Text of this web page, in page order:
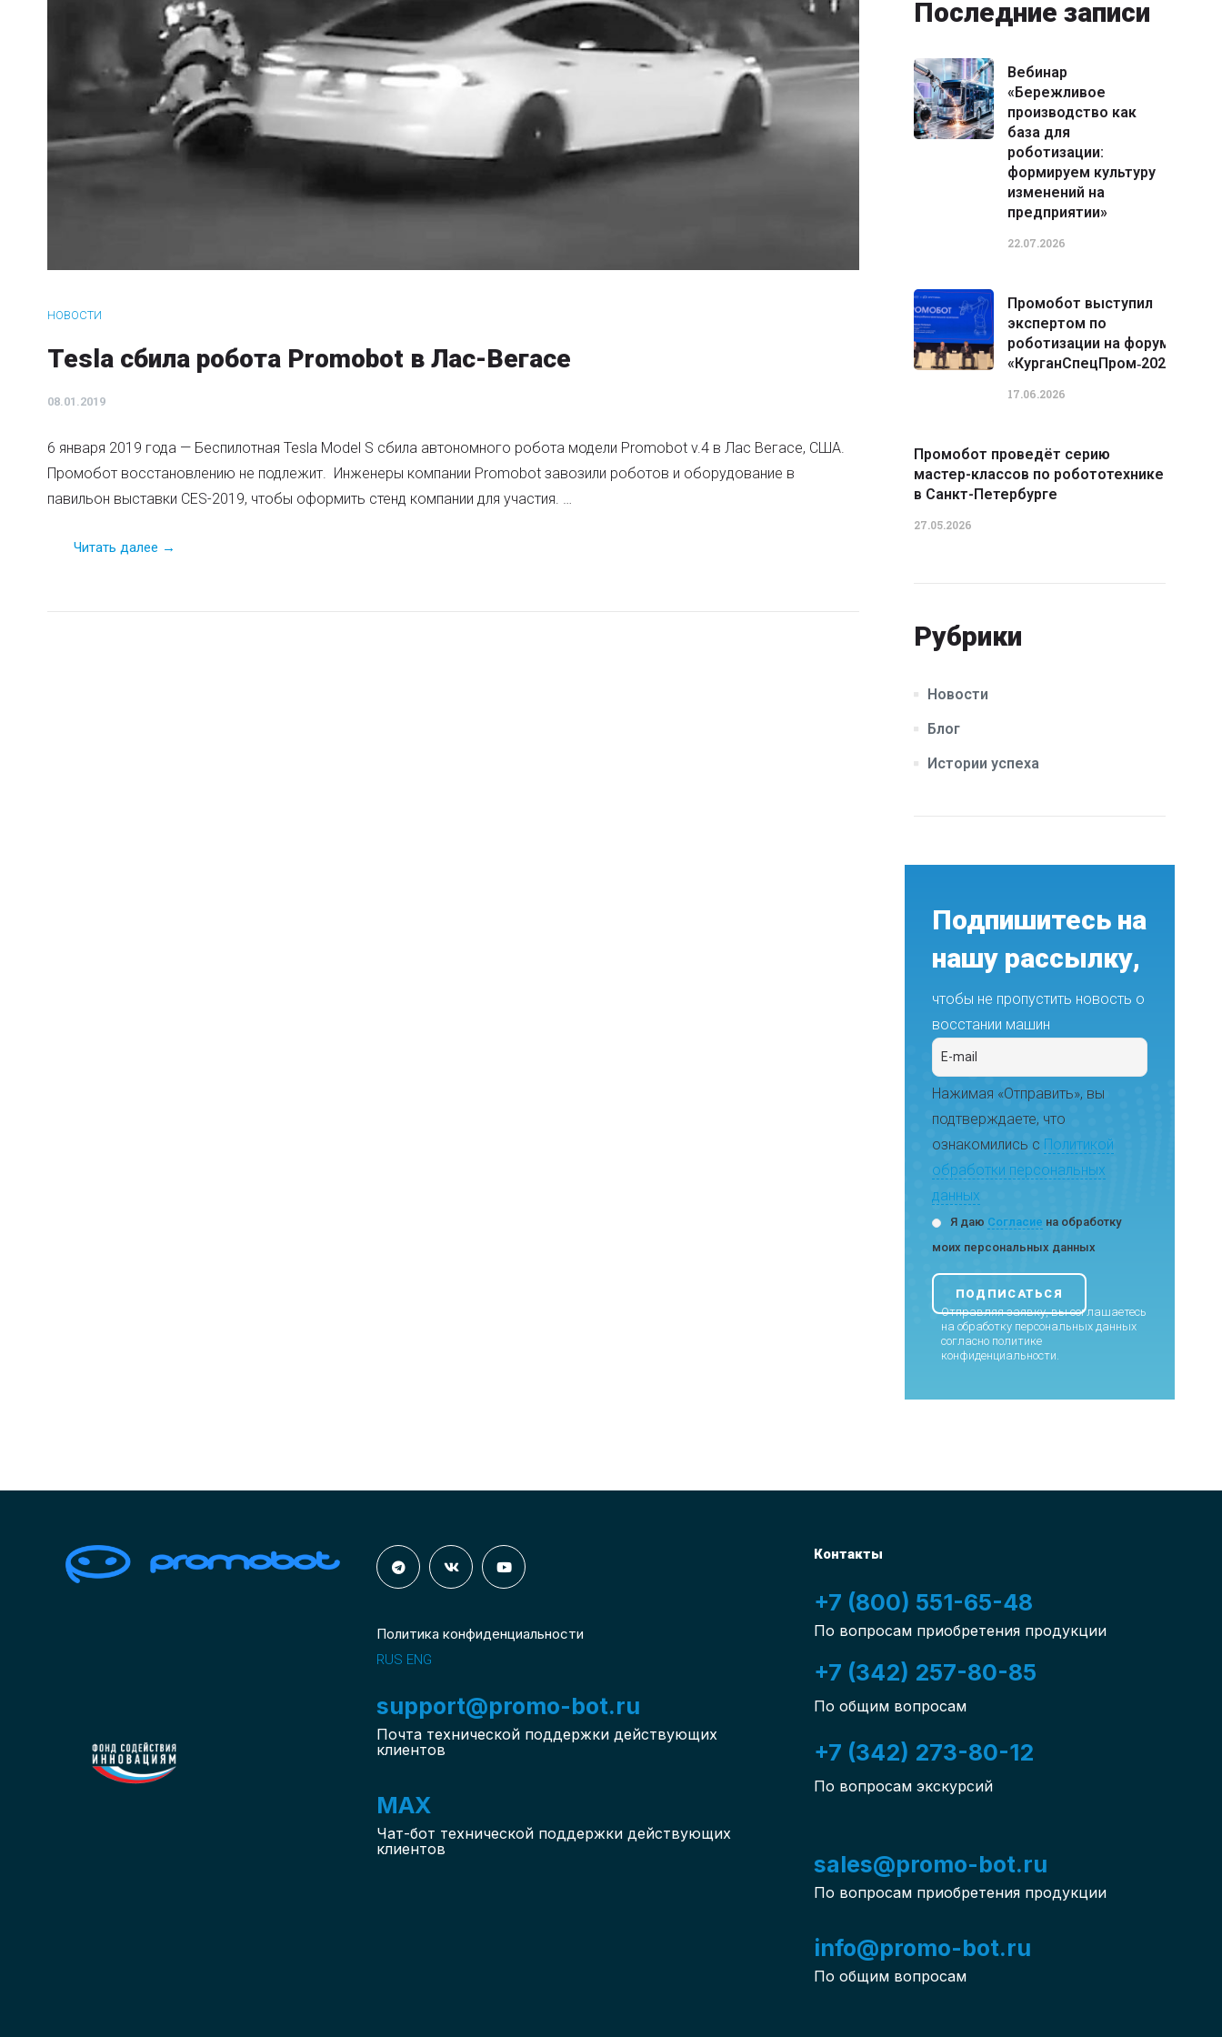
НОВОСТИ
Tesla сбила робота Promobot в Лас-Вегасе
08.01.2019
6 января 2019 года — Беспилотная Tesla Model S сбила автономного робота модели Promobot v.4 в Лас Вегасе, США.
Промобот восстановлению не подлежит. Инженеры компании Promobot завозили роботов и оборудование в
павильон выставки CES-2019, чтобы оформить стенд компании для участия. …
Читать далее →
Последние записи
Вебинар
«Бережливое
производство как
база для
роботизации:
формируем культуру
изменений на
предприятии»
22.07.2026
Промобот выступил
экспертом по
роботизации на форуме
«КурганСпецПром‑2026»
17.06.2026
Промобот проведёт серию
мастер-классов по робототехнике
в Санкт-Петербурге
27.05.2026
Рубрики
Новости
Блог
Истории успеха
Подпишитесь на
нашу рассылку,
чтобы не пропустить новость о
восстании машин
Нажимая «Отправить», вы
подтверждаете, что
ознакомились с Политикой
обработки персональных
данных
Я даю Согласие на обработку
моих персональных данных
Отправляя заявку, вы соглашаетесь
на обработку персональных данных
согласно политике
конфиденциальности.
Политика конфиденциальности
RUS ENG
support@promo-bot.ru
Почта технической поддержки действующих
клиентов
MAX
Чат-бот технической поддержки действующих
клиентов
Контакты
+7 (800) 551-65-48
По вопросам приобретения продукции
+7 (342) 257-80-85
По общим вопросам
+7 (342) 273-80-12
По вопросам экскурсий
sales@promo-bot.ru
По вопросам приобретения продукции
info@promo-bot.ru
По общим вопросам